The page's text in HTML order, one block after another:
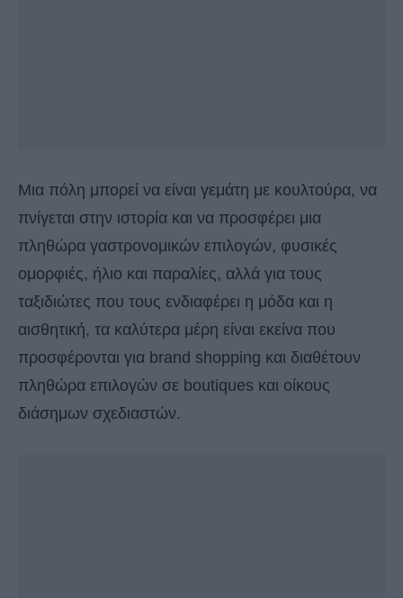
Μια πόλη μπορεί να είναι γεμάτη με κουλτούρα, να
πνίγεται στην ιστορία και να προσφέρει μια
πληθώρα γαστρονομικών επιλογών, φυσικές
ομορφιές, ήλιο και παραλίες, αλλά για τους
ταξιδιώτες που τους ενδιαφέρει η μόδα και η
αισθητική, τα καλύτερα μέρη είναι εκείνα που
προσφέρονται για brand shopping και διαθέτουν
πληθώρα επιλογών σε boutiques και οίκους
διάσημων σχεδιαστών.